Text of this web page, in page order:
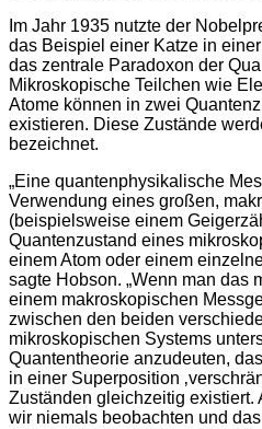
Im Jahr 1935 nutzte der
das Beispiel einer Katze in
das zentrale Paradoxon der
Mikroskopische Teilchen wie
Atome können in zwei
existieren. Diese Zustände
bezeichnet.
„Eine quantenphysikalische
Verwendung eines großen,
(beispielsweise einem
Quantenzustand eines
einem Atom oder einem
sagte Hobson. „Wenn man das
einem makroskopischen
zwischen den beiden
mikroskopischen Systems
Quantentheorie anzudeuten,
in einer Superposition
Zuständen gleichzeitig existiert.
wir niemals beobachten und